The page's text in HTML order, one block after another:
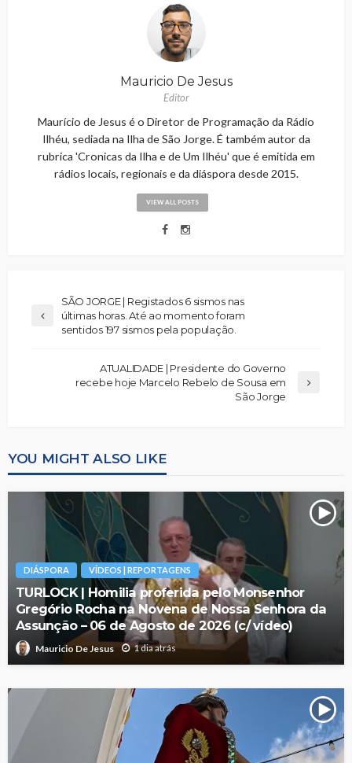
Mauricio De Jesus
Editor
Maurício de Jesus é o Diretor de Programação da Rádio
Ilhéu, sediada na Ilha de São Jorge. É também autor da
rubrica 'Cronicas da Ilha e de Um Ilhéu' que é emitida em
rádios locais, regionais e da diáspora desde 2015.
VIEW ALL POSTS
SÃO JORGE | Registados 6 sismos nas
últimas horas. Até ao momento foram
sentidos 197 sismos pela população.
ATUALIDADE | Presidente do Governo
recebe hoje Marcelo Rebelo de Sousa em
São Jorge
YOU MIGHT ALSO LIKE
DIÁSPORA VÍDEOS | REPORTAGENS
TURLOCK | Homilia proferida pelo Monsenhor
Gregório Rocha na Novena de Nossa Senhora da
Assunção – 06 de Agosto de 2026 (c/ vídeo)
Mauricio De Jesus 1 dia atrás